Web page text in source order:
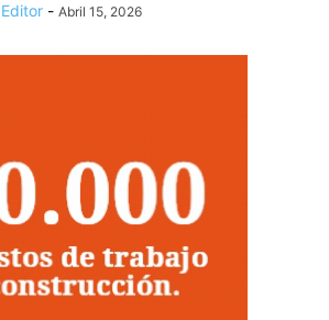
Editor - Abril 15, 2026